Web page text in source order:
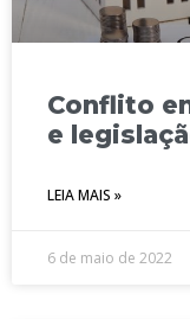
Conflito
e
LEIA MAIS »
6 de maio de 2022